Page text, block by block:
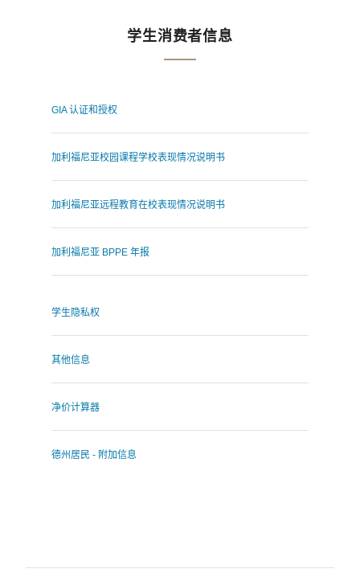
学生消费者信息
GIA 认证和授权
加利福尼亚校园课程学校表现情况说明书
加利福尼亚远程教育在校表现情况说明书
加利福尼亚 BPPE 年报
学生隐私权
其他信息
净价计算器
德州居民 - 附加信息